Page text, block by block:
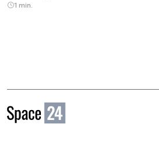
1 min.